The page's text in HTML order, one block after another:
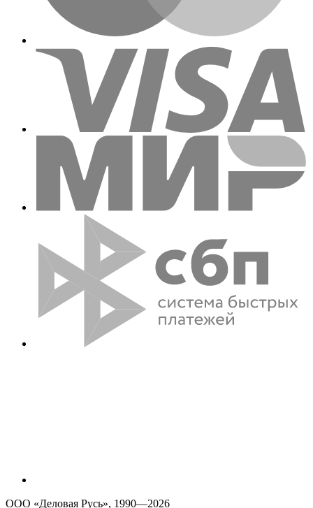
ООО «Деловая Русь», 1990—2026